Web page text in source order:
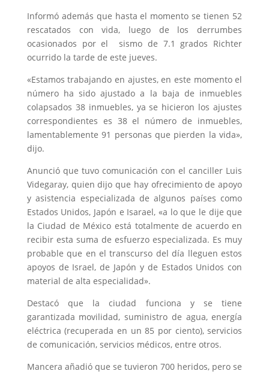
Informó además que hasta el momento se tienen 52
rescatados con vida, luego de los derrumbes
ocasionados por el sismo de 7.1 grados Richter
ocurrido la tarde de este jueves.
«Estamos trabajando en ajustes, en este momento el
número ha sido ajustado a la baja de inmuebles
colapsados 38 inmuebles, ya se hicieron los ajustes
correspondientes es 38 el número de inmuebles,
lamentablemente 91 personas que pierden la vida»,
dijo.
Anunció que tuvo comunicación con el canciller Luis
Videgaray, quien dijo que hay ofrecimiento de apoyo
y asistencia especializada de algunos países como
Estados Unidos, Japón e Isarael, «a lo que le dije que
la Ciudad de México está totalmente de acuerdo en
recibir esta suma de esfuerzo especializada. Es muy
probable que en el transcurso del día lleguen estos
apoyos de Israel, de Japón y de Estados Unidos con
material de alta especialidad».
Destacó que la ciudad funciona y se tiene
garantizada movilidad, suministro de agua, energía
eléctrica (recuperada en un 85 por ciento), servicios
de comunicación, servicios médicos, entre otros.
Mancera añadió que se tuvieron 700 heridos, pero se